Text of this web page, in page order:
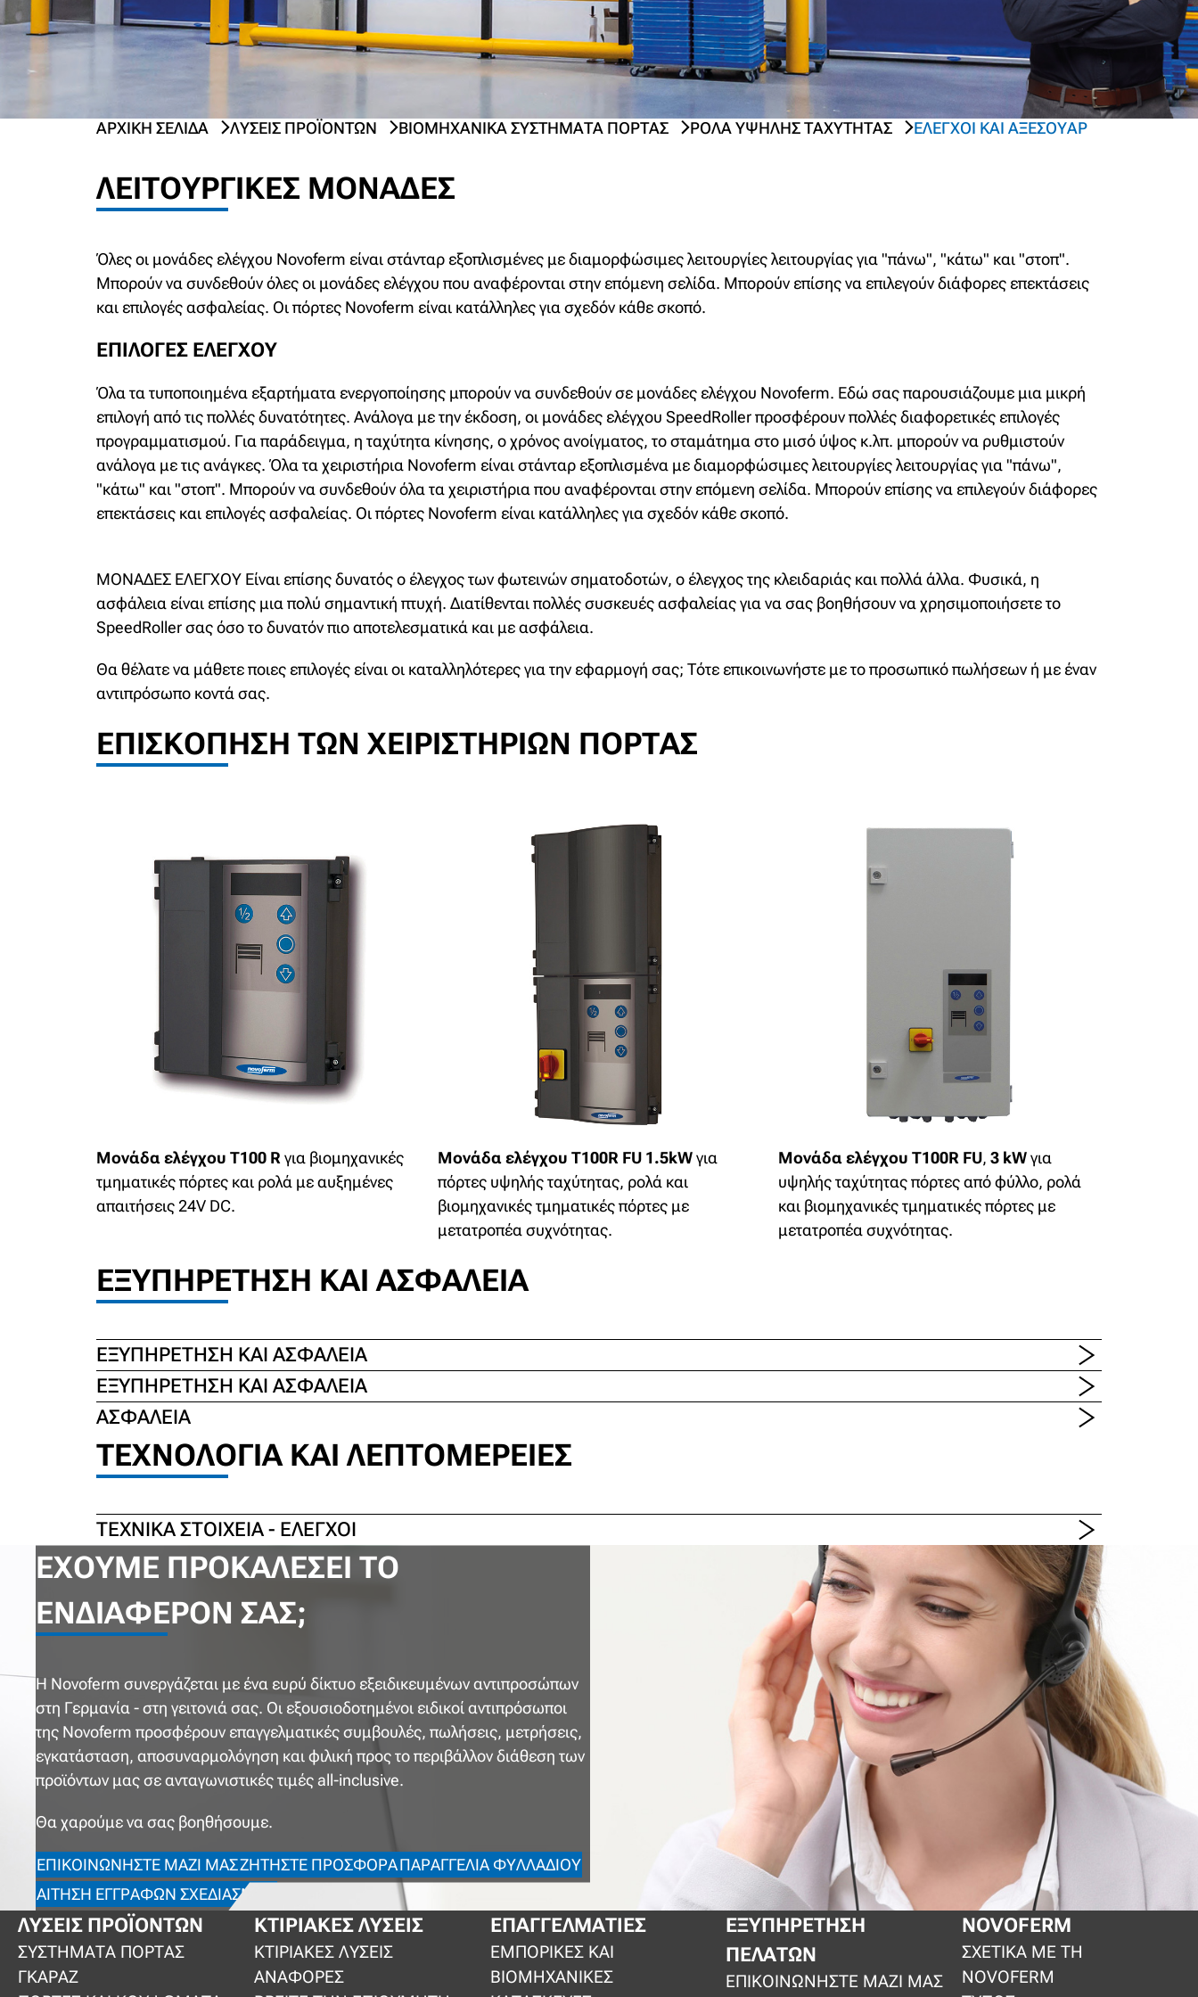
NEXTΑΡΧΙΚΉ ΣΕΛΊΔΑ ΛΎΣΕΙΣ ΠΡΟΪΌΝΤΩΝ ΒΙΟΜΗΧΑΝΙΚΆ ΣΥΣΤΉΜΑΤΑ ΠΌΡΤΑΣ ΡΟΛΆ ΥΨΗΛΉΣ ΤΑΧΎΤΗΤΑΣ ΈΛΕΓΧΟΙ ΚΑΙ ΑΞΕΣΟΥΆΡ
ΛΕΙΤΟΥΡΓΙΚΈΣ ΜΟΝΆΔΕΣ
Όλες οι μονάδες ελέγχου Novoferm είναι στάνταρ εξοπλισμένες με διαμορφώσιμες λειτουργίες λειτουργίας για "πάνω", "κάτω" και "στοπ".
Μπορούν να συνδεθούν όλες οι μονάδες ελέγχου που αναφέρονται στην επόμενη σελίδα. Μπορούν επίσης να επιλεγούν διάφορες επεκτάσεις
και επιλογές ασφαλείας. Οι πόρτες Novoferm είναι κατάλληλες για σχεδόν κάθε σκοπό.
ΕΠΙΛΟΓΈΣ ΕΛΈΓΧΟΥ
Όλα τα τυποποιημένα εξαρτήματα ενεργοποίησης μπορούν να συνδεθούν σε μονάδες ελέγχου Novoferm. Εδώ σας παρουσιάζουμε μια μικρή
επιλογή από τις πολλές δυνατότητες. Ανάλογα με την έκδοση, οι μονάδες ελέγχου SpeedRoller προσφέρουν πολλές διαφορετικές επιλογές
προγραμματισμού. Για παράδειγμα, η ταχύτητα κίνησης, ο χρόνος ανοίγματος, το σταμάτημα στο μισό ύψος κ.λπ. μπορούν να ρυθμιστούν
ανάλογα με τις ανάγκες. Όλα τα χειριστήρια Novoferm είναι στάνταρ εξοπλισμένα με διαμορφώσιμες λειτουργίες λειτουργίας για "πάνω",
"κάτω" και "στοπ". Μπορούν να συνδεθούν όλα τα χειριστήρια που αναφέρονται στην επόμενη σελίδα. Μπορούν επίσης να επιλεγούν διάφορες
επεκτάσεις και επιλογές ασφαλείας. Οι πόρτες Novoferm είναι κατάλληλες για σχεδόν κάθε σκοπό.
ΜΟΝΑΔΕΣ ΕΛΕΓΧΟΥ Είναι επίσης δυνατός ο έλεγχος των φωτεινών σηματοδοτών, ο έλεγχος της κλειδαριάς και πολλά άλλα. Φυσικά, η
ασφάλεια είναι επίσης μια πολύ σημαντική πτυχή. Διατίθενται πολλές συσκευές ασφαλείας για να σας βοηθήσουν να χρησιμοποιήσετε το
SpeedRoller σας όσο το δυνατόν πιο αποτελεσματικά και με ασφάλεια.
Θα θέλατε να μάθετε ποιες επιλογές είναι οι καταλληλότερες για την εφαρμογή σας; Τότε επικοινωνήστε με το προσωπικό πωλήσεων ή με έναν
αντιπρόσωπο κοντά σας.
ΕΠΙΣΚΌΠΗΣΗ ΤΩΝ ΧΕΙΡΙΣΤΗΡΊΩΝ ΠΌΡΤΑΣ
Μονάδα ελέγχου T100 Rγια βιομηχανικές
τμηματικές πόρτες και ρολά με αυξημένες
απαιτήσεις 24V DC.
Μονάδα ελέγχου T100R FU 1.5kWγια
πόρτες υψηλής ταχύτητας, ρολά και
βιομηχανικές τμηματικές πόρτες με
μετατροπέα συχνότητας.
Μονάδα ελέγχου T100R FU,3 kWγια
υψηλής ταχύτητας πόρτες από φύλλο, ρολά
και βιομηχανικές τμηματικές πόρτες με
μετατροπέα συχνότητας.
ΕΞΥΠΗΡΈΤΗΣΗ ΚΑΙ ΑΣΦΆΛΕΙΑ
ΕΞΥΠΗΡΈΤΗΣΗ ΚΑΙ ΑΣΦΆΛΕΙΑ
ΕΞΥΠΗΡΈΤΗΣΗ ΚΑΙ ΑΣΦΆΛΕΙΑ
ΑΣΦΆΛΕΙΑ
ΤΕΧΝΟΛΟΓΊΑ ΚΑΙ ΛΕΠΤΟΜΈΡΕΙΕΣ
ΤΕΧΝΙΚΆ ΣΤΟΙΧΕΊΑ - ΈΛΕΓΧΟΙ
ΈΧΟΥΜΕ ΠΡΟΚΑΛΈΣΕΙ ΤΟ
ΕΝΔΙΑΦΈΡΟΝ ΣΑΣ;
Η Novoferm συνεργάζεται με ένα ευρύ δίκτυο εξειδικευμένων αντιπροσώπων
στη Γερμανία - στη γειτονιά σας. Οι εξουσιοδοτημένοι ειδικοί αντιπρόσωποι
της Novoferm προσφέρουν επαγγελματικές συμβουλές, πωλήσεις, μετρήσεις,
εγκατάσταση, αποσυναρμολόγηση και φιλική προς το περιβάλλον διάθεση των
προϊόντων μας σε ανταγωνιστικές τιμές all-inclusive.
Θα χαρούμε να σας βοηθήσουμε.
ΕΠΙΚΟΙΝΩΝΉΣΤΕ ΜΑΖΊ ΜΑΣΖΗΤΉΣΤΕ ΠΡΟΣΦΟΡΆΠΑΡΑΓΓΕΛΊΑ ΦΥΛΛΑΔΊΟΥ
ΑΊΤΗΣΗ ΕΓΓΡΆΦΩΝ ΣΧΕΔΙΑΣΜΟΎ
ΛΎΣΕΙΣ ΠΡΟΪΌΝΤΩΝ
ΣΥΣΤΉΜΑΤΑ ΠΌΡΤΑΣ
ΓΚΑΡΆΖ
ΚΤΙΡΙΑΚΈΣ ΛΎΣΕΙΣ
ΚΤΙΡΙΑΚΈΣ ΛΎΣΕΙΣ
ΑΝΑΦΟΡΈΣ
ΕΠΑΓΓΕΛΜΑΤΊΕΣ
ΕΜΠΟΡΙΚΈΣ ΚΑΙ
ΒΙΟΜΗΧΑΝΙΚΈΣ
ΕΞΥΠΗΡΈΤΗΣΗ
ΠΕΛΑΤΏΝ
ΕΠΙΚΟΙΝΩΝΉΣΤΕ ΜΑΖΊ ΜΑΣ
NOVOFERM
ΣΧΕΤΙΚΆ ΜΕ ΤΗ
NOVOFERM